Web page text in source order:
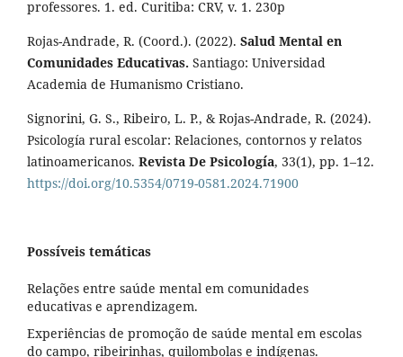
professores. 1. ed. Curitiba: CRV, v. 1. 230p
Rojas-Andrade, R. (Coord.). (2022). Salud Mental en
Comunidades Educativas. Santiago: Universidad
Academia de Humanismo Cristiano.
Signorini, G. S., Ribeiro, L. P., & Rojas-Andrade, R. (2024).
Psicología rural escolar: Relaciones, contornos y relatos
latinoamericanos. Revista De Psicología, 33(1), pp. 1–12.
https://doi.org/10.5354/0719-0581.2024.71900
Possíveis temáticas
Relações entre saúde mental em comunidades
educativas e aprendizagem.
Experiências de promoção de saúde mental em escolas
do campo, ribeirinhas, quilombolas e indígenas.